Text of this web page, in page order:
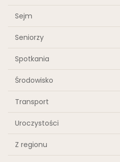
Sejm
Seniorzy
Spotkania
Środowisko
Transport
Uroczystości
Z regionu